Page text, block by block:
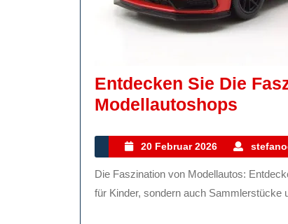
Entdecken Sie Die
Modellautoshops
Die
Welt
20 Februar 2026
20
Februar
2026
Die Faszination von Modellautos: Entdecken Sie den Modellautoshop Modellautos sind nicht nur Spielzeug
für Kinder, sondern auch Sammlerstücke